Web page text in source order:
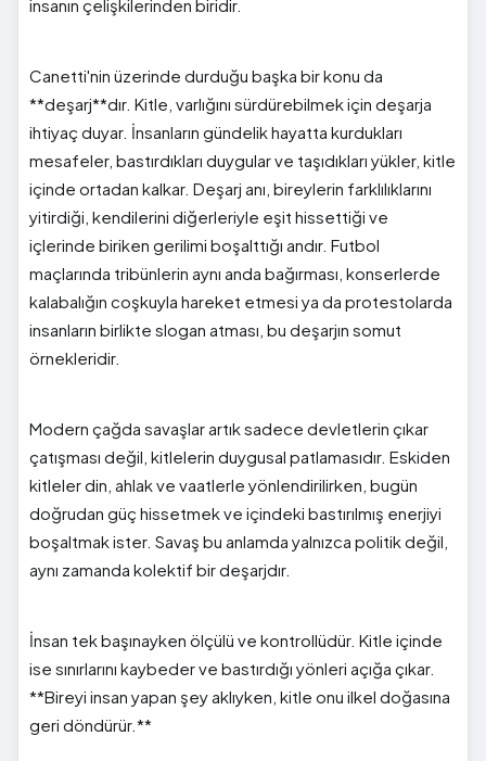
insanın çelişkilerinden biridir.
Canetti'nin üzerinde durduğu başka bir konu da
**deşarj**dır. Kitle, varlığını sürdürebilmek için deşarja
ihtiyaç duyar. İnsanların gündelik hayatta kurdukları
mesafeler, bastırdıkları duygular ve taşıdıkları yükler, kitle
içinde ortadan kalkar. Deşarj anı, bireylerin farklılıklarını
yitirdiği, kendilerini diğerleriyle eşit hissettiği ve
içlerinde biriken gerilimi boşalttığı andır. Futbol
maçlarında tribünlerin aynı anda bağırması, konserlerde
kalabalığın coşkuyla hareket etmesi ya da protestolarda
insanların birlikte slogan atması, bu deşarjın somut
örnekleridir.
Modern çağda savaşlar artık sadece devletlerin çıkar
çatışması değil, kitlelerin duygusal patlamasıdır. Eskiden
kitleler din, ahlak ve vaatlerle yönlendirilirken, bugün
doğrudan güç hissetmek ve içindeki bastırılmış enerjiyi
boşaltmak ister. Savaş bu anlamda yalnızca politik değil,
aynı zamanda kolektif bir deşarjdır.
İnsan tek başınayken ölçülü ve kontrollüdür. Kitle içinde
ise sınırlarını kaybeder ve bastırdığı yönleri açığa çıkar.
**Bireyi insan yapan şey aklıyken, kitle onu ilkel doğasına
geri döndürür.**